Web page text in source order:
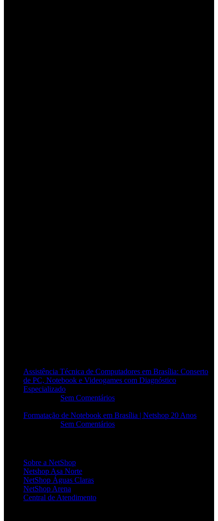
Assistência Técnica de Computadores em Brasília: Conserto
de PC, Notebook e Videogames com Diagnóstico
Especializado
Sem Comentários
Formatação de Notebook em Brasília | Netshop 20 Anos
Sem Comentários
Sobre a NetShop
Netshop Asa Norte
NetShop Águas Claras
NetShop Arena
Central de Atendimento